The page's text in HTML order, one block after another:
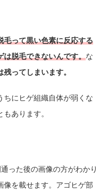
毛って黒い色素に反応する
は脱毛できないんです。な
ってしまいます。
ちにヒゲ組織自体が弱くな
あります。
った後の画像の方がわかり
像を載せます。アゴヒゲ部